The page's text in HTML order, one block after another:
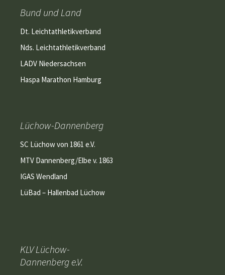
Bund und Land
Dt. Leichtathletikverband
Nds. Leichtathletikverband
LADV Niedersachsen
Haspa Marathon Hamburg
Lüchow-Dannenberg
SC Lüchow von 1861 e.V.
MTV Dannenberg/Elbe v. 1863
IGAS Wendland
LüBad – Hallenbad Lüchow
KLV Lüchow-
Dannenberg e.V.